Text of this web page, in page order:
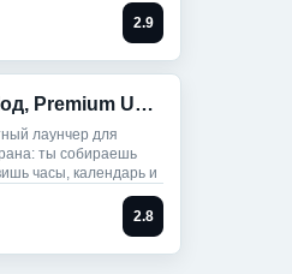
2.9
iScreen (Мод, Premium Unlocked)
лаунчер для
ты собираешь
часы, календарь и
2.8